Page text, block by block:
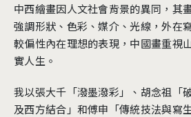
中西繪畫因人文社會背景的異同，其
強調形狀、色彩、媒介、光線，外在
較偏性內在理想的表現，中國畫重視
實人生。
我以張大千「潑墨潑彩」、胡念祖「
及西方結合」和傅申「傳統技法與寫